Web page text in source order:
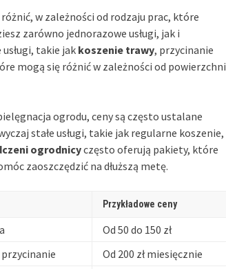
w zależności od rodzaju prac, które
zarówno jednorazowe usługi, jak i
takie jak koszenie trawy, przycinanie
mogą się różnić w zależności od powierzchni
ogrodu, ceny są często ustalane
stałe usługi, takie jak regularne koszenie,
ogrodnicyczęsto oferują pakiety, które
zaoszczędzić na dłuższą metę.
Przykładowe ceny
Od 50 do 150 zł
Od 200 zł miesięcznie